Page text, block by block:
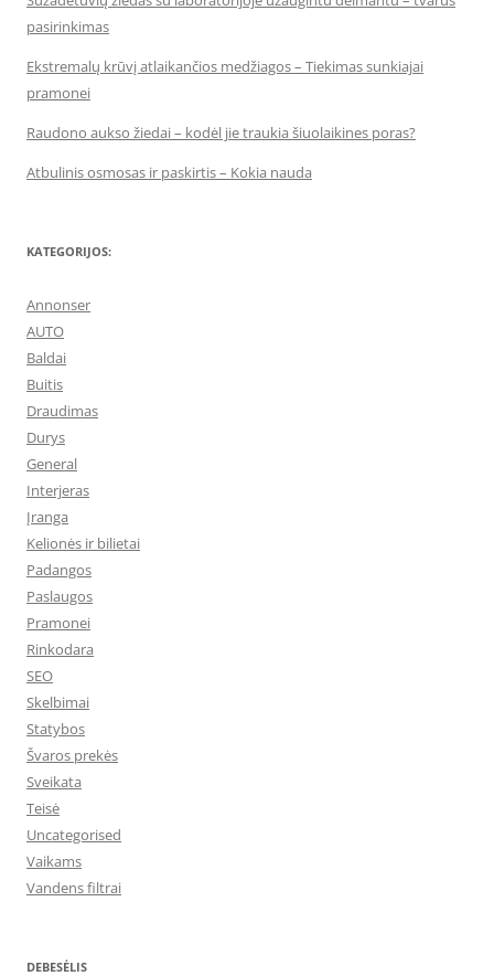
pasirinkimas
Ekstremalų krūvį atlaikančios medžiagos – Tiekimas sunkiajai
pramonei
Raudono aukso žiedai – kodėl jie traukia šiuolaikines poras?
Atbulinis osmosas ir paskirtis – Kokia nauda
KATEGORIJOS:
Annonser
AUTO
Baldai
Buitis
Draudimas
Durys
General
Interjeras
Įranga
Kelionės ir bilietai
Padangos
Paslaugos
Pramonei
Rinkodara
SEO
Skelbimai
Statybos
Švaros prekės
Sveikata
Teisė
Uncategorised
Vaikams
Vandens filtrai
DEBESĖLIS